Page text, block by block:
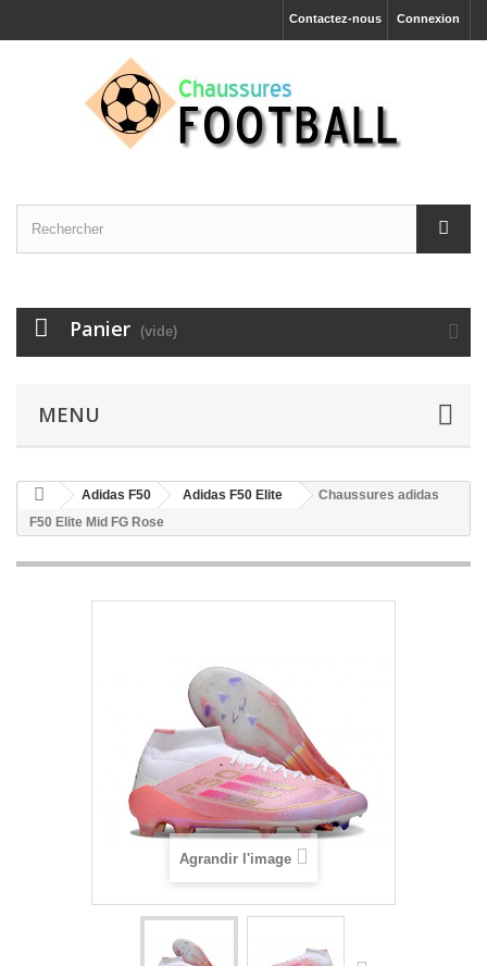
Connexion
Contactez-nous
Panier (vide)
MENU
Adidas F50 Adidas F50 Elite
Chaussures adidas
F50 Elite Mid FG Rose
Agrandir l'image